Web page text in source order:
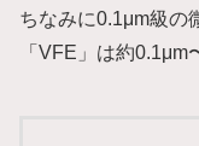
ちなみに0.1μm級の
「VFE」は約0.1μm